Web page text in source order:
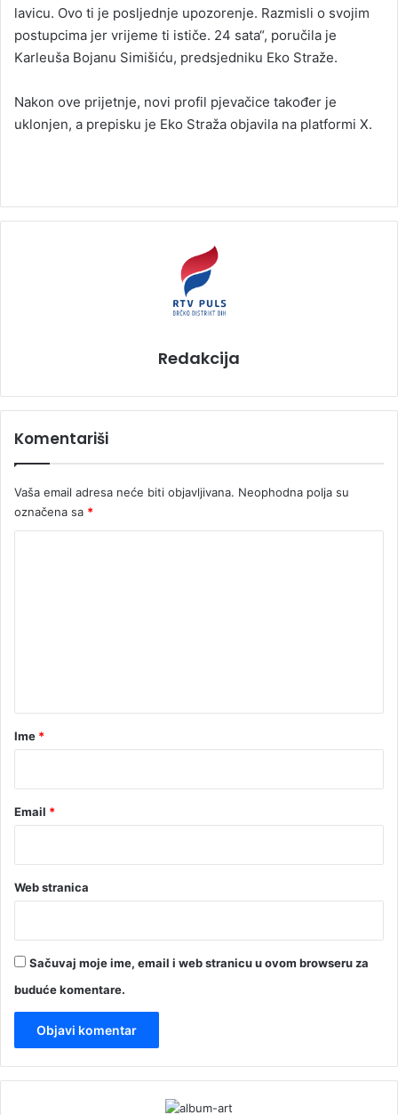
lavicu. Ovo ti je posljednje upozorenje. Razmisli o svojim
postupcima jer vrijeme ti ističe. 24 sata“, poručila je
Karleuša Bojanu Simišiću, predsjedniku Eko Straže.
Nakon ove prijetnje, novi profil pjevačice također je
uklonjen, a prepisku je Eko Straža objavila na platformi X.
Redakcija
Komentariši
Vaša email adresa neće biti objavljivana. Neophodna polja su
označena sa *
rIme *
Email *
Web stranica
Sačuvaj moje ime, email i web stranicu u ovom browseru za
buduće komentare.